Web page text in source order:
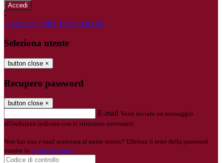
-
Entra con SPID Entra con CIE
Seleziona utente
button close ×
Recupero password
button close ×
E-mail Verrà inviato un messaggio
all'indirizzo indicato con le istruzioni necessarie.
Non hai una e-mail associata al nome utente? Effettua il reset della password
tramite la Login Spaggiari